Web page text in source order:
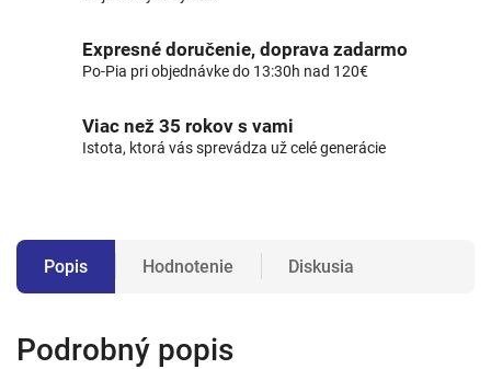
Expresné doručenie, doprava zadarmo
Po-Pia pri objednávke do 13:30h nad 120€
Viac než 35 rokov s vami
Istota, ktorá vás sprevádza už celé generácie
Popis Hodnotenie Diskusia
Podrobný popis